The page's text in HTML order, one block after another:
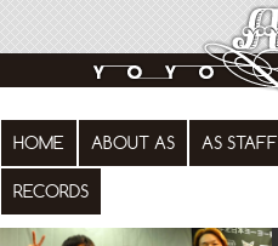
HOME ABOUT AS AS STAFF
RECORDS